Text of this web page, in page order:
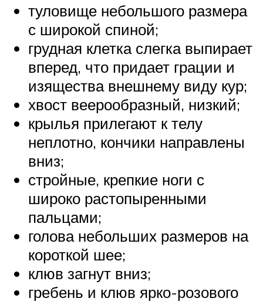
туловище небольшого размера
с широкой спиной;
грудная клетка слегка выпирает
вперед, что придает грации и
изящества внешнему виду кур;
хвост веерообразный, низкий;
крылья прилегают к телу
неплотно, кончики направлены
вниз;
стройные, крепкие ноги с
широко растопыренными
пальцами;
голова небольших размеров на
короткой шее;
клюв загнут вниз;
гребень и клюв ярко-розового